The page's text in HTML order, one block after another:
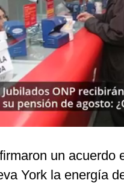
firmaron un acuerdo
York la energía